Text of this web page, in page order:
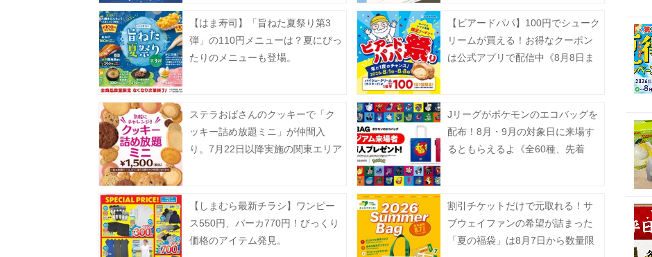
【はま寿司】「旨ねた夏祭り第3
弾」の110円メニューは？夏にぴっ
たりのメニューも登場。
【ビアードパパ】100円でシューク
リームが買える！お得なクーポン
は公式アプリで配信中《8月8日ま
ステラおばさんのクッキーで「ク
ッキー詰め放題ミニ」が仲間入
り。7月22日以降実施の関東エリア
Jリーグがポケモンのエコバッグを
配布！8月・9月の対象日に来場す
るともらえるよ《全60種、先着
【しまむら最新チラシ】ワンピー
ス550円、パーカ770円！びっくり
価格のアイテム発見。
割引チケットだけで元取れる！サ
ブウェイファンの希望が詰まった
「夏の福袋」は8月7日から数量限